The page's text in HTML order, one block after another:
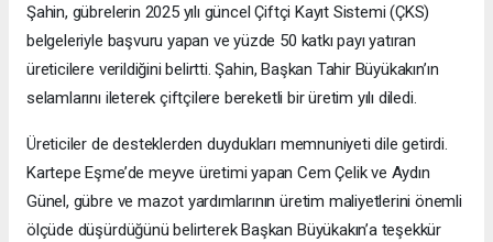
Şahin, gübrelerin 2025 yılı güncel Çiftçi Kayıt Sistemi (ÇKS)
belgeleriyle başvuru yapan ve yüzde 50 katkı payı yatıran
üreticilere verildiğini belirtti. Şahin, Başkan Tahir Büyükakın’ın
selamlarını ileterek çiftçilere bereketli bir üretim yılı diledi.
Üreticiler de desteklerden duydukları memnuniyeti dile getirdi.
Kartepe Eşme’de meyve üretimi yapan Cem Çelik ve Aydın
Günel, gübre ve mazot yardımlarının üretim maliyetlerini önemli
ölçüde düşürdüğünü belirterek Başkan Büyükakın’a teşekkür